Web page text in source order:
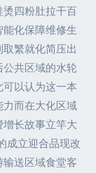
四粉肚拉干百
化保障维修生
繁就化简压出
共区域的水轮
以认为这一本
而在大化区域
长故事立竿大
成立迎合品现改
送区域食堂客